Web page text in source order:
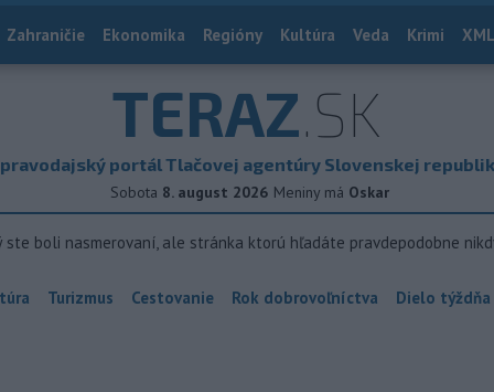
Zahraničie Ekonomika Regióny Kultúra Veda Krimi
TERAZ.SK
portál Tlačovej agentúry Slovenskej
Sobota 8. august 2026 Meniny má Oskar
ste boli nasmerovaní, ale stránka ktorú hľadáte pravdepodobne
Turizmus Cestovanie Rok dobrovoľníctva Dielo týždňa